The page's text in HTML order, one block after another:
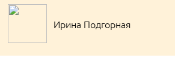
Ирина Подгорная